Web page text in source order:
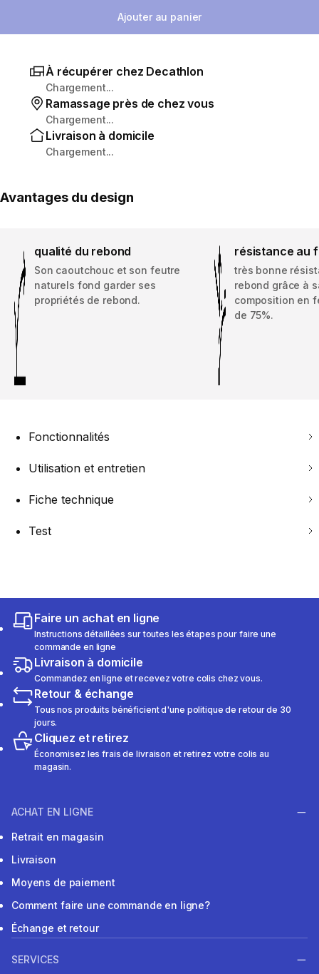
Ajouter au panier
À récupérer chez Decathlon
Chargement...
Ramassage près de chez vous
Chargement...
Livraison à domicile
Chargement...
Avantages du design
qualité du rebond
Son caoutchouc et son feutre
naturels fond garder ses
propriétés de rebond.
résistance au
très bonne
rebond grâce à
composition en
de 75%.
Fonctionnalités
Utilisation et entretien
Fiche technique
Test
Faire un achat en ligne
Instructions détaillées sur toutes les étapes pour faire une
commande en ligne
Livraison à domicile
Commandez en ligne et recevez votre colis chez vous.
Retour & échange
Tous nos produits bénéficient d'une politique de retour de 30
jours.
Cliquez et retirez
Économisez les frais de livraison et retirez votre colis au
magasin.
ACHAT EN LIGNE
Retrait en magasin
Livraison
Moyens de paiement
Comment faire une commande en ligne?
Échange et retour
SERVICES